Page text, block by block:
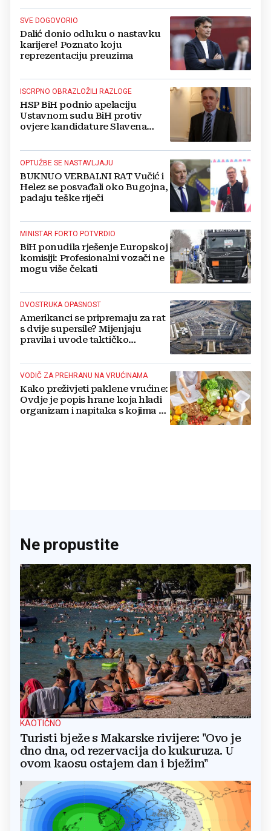
SVE DOGOVORIO
Dalić donio odluku o nastavku
karijere! Poznato koju
reprezentaciju preuzima
ISCRPNO OBRAZLOŽILI RAZLOGE
HSP BiH podnio apelaciju
Ustavnom sudu BiH protiv
ovjere kandidature Slavena
OPTUŽBE SE NASTAVLJAJU
BUKNUO VERBALNI RAT Vučić i
Helez se posvađali oko Bugojna,
padaju teške riječi
MINISTAR FORTO POTVRDIO
BiH ponudila rješenje Europskoj
komisiji: Profesionalni vozači ne
mogu više čekati
DVOSTRUKA OPASNOST
Amerikanci se pripremaju za rat
s dvije supersile? Mijenjaju
pravila i uvode taktičko
VODIČ ZA PREHRANU NA VRUĆINAMA
Kako preživjeti paklene vrućine:
Ovdje je popis hrane koja hladi
organizam i napitaka s kojima si
Ne propustite
KAOTIČNO
Turisti bježe s Makarske rivijere: "Ovo je
dno dna, od rezervacija do kukuruza. U
ovom kaosu ostajem dan i bježim"